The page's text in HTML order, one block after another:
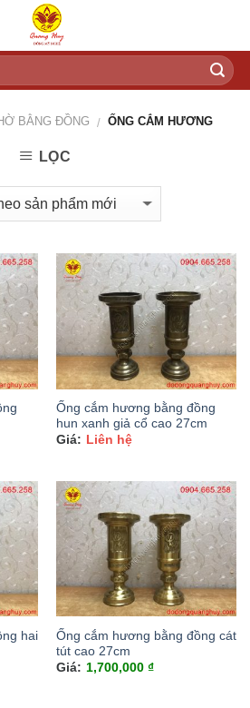
BẰNG ĐỒNG / ỐNG CẮM HƯƠNG
LỌC
Ống cắm hương bằng đồng
hun xanh giả cổ cao 27cm
Liên hệ
hai
Ống cắm hương bằng đồng cát
tút cao 27cm
1,700,000 ₫